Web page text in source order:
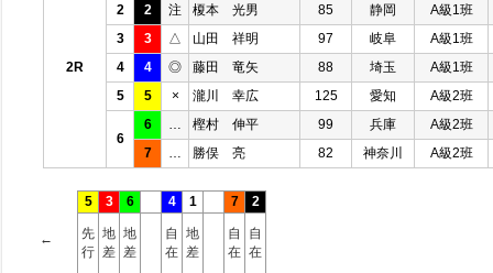
2R
2
2 注 榎本 光男 85 静岡
A級1班
3
3 △ 山田 祥明 97 岐阜
A級1班
4
4 ◎ 藤田 竜矢 88 埼玉
A級1班
5
5 × 瀧川 幸広 125 愛知 A級2班
6
6 樫村 伸平 99 兵庫
A級2班
7
勝俣 亮 82 神奈川 A級2班
←
5
先
行
3
地
差
6
地
差
4
自
在
1
地
差
7
自
在
2
自
在